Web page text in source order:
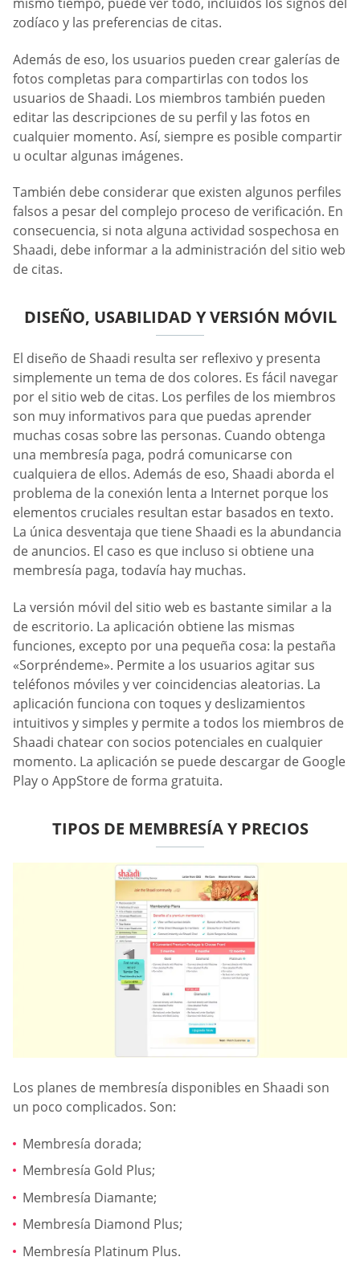
mismo tiempo, puede ver todo, incluidos los signos del
zodíaco y las preferencias de citas.
Además de eso, los usuarios pueden crear galerías de
fotos completas para compartirlas con todos los
usuarios de Shaadi. Los miembros también pueden
editar las descripciones de su perfil y las fotos en
cualquier momento. Así, siempre es posible compartir
u ocultar algunas imágenes.
También debe considerar que existen algunos perfiles
falsos a pesar del complejo proceso de verificación. En
consecuencia, si nota alguna actividad sospechosa en
Shaadi, debe informar a la administración del sitio web
de citas.
DISEÑO, USABILIDAD Y VERSIÓN MÓVIL
El diseño de Shaadi resulta ser reflexivo y presenta
simplemente un tema de dos colores. Es fácil navegar
por el sitio web de citas. Los perfiles de los miembros
son muy informativos para que puedas aprender
muchas cosas sobre las personas. Cuando obtenga
una membresía paga, podrá comunicarse con
cualquiera de ellos. Además de eso, Shaadi aborda el
problema de la conexión lenta a Internet porque los
elementos cruciales resultan estar basados en texto.
La única desventaja que tiene Shaadi es la abundancia
de anuncios. El caso es que incluso si obtiene una
membresía paga, todavía hay muchas.
La versión móvil del sitio web es bastante similar a la
de escritorio. La aplicación obtiene las mismas
funciones, excepto por una pequeña cosa: la pestaña
«Sorpréndeme». Permite a los usuarios agitar sus
teléfonos móviles y ver coincidencias aleatorias. La
aplicación funciona con toques y deslizamientos
intuitivos y simples y permite a todos los miembros de
Shaadi chatear con socios potenciales en cualquier
momento. La aplicación se puede descargar de Google
Play o AppStore de forma gratuita.
TIPOS DE MEMBRESÍA Y PRECIOS
Los planes de membresía disponibles en Shaadi son
un poco complicados. Son:
Membresía dorada;
Membresía Gold Plus;
Membresía Diamante;
Membresía Diamond Plus;
Membresía Platinum Plus.